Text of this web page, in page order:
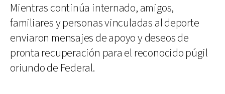
Mientras continúa internado, amigos,
familiares y personas vinculadas al deporte
enviaron mensajes de apoyo y deseos de
pronta recuperación para el reconocido púgil
oriundo de Federal.